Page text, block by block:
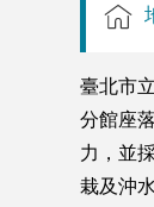
臺北市
分館座
力，並
栽及沖